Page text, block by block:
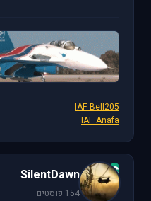
IAF Bell205
IAF Anafa
S
SilentDawn
154 פוסטים